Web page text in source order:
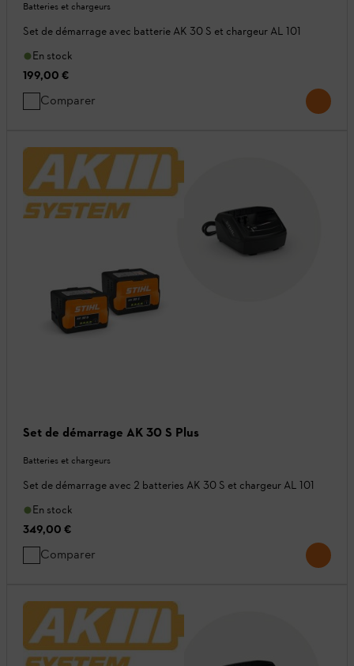
Batteries et chargeurs
Set de démarrage avec batterie AK 30 S et chargeur AL 101
En stock
199,00 €
Comparer
Set de démarrage AK 30 S Plus
Batteries et chargeurs
Set de démarrage avec 2 batteries AK 30 S et chargeur AL 101
En stock
349,00 €
Comparer